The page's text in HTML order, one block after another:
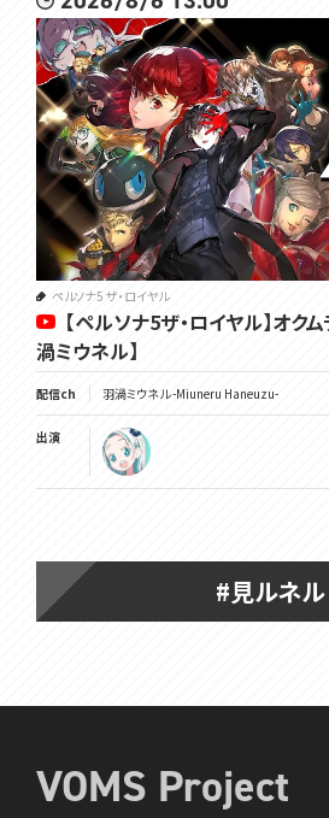
ペルソナ5 ザ・ロイヤル
【ペルソナ5ザ・ロイヤル】オク
渦ミウネル】
配信ch 羽渦ミウネル -Miuneru Haneuzu-
出演
#見ルネル
VOMS Project